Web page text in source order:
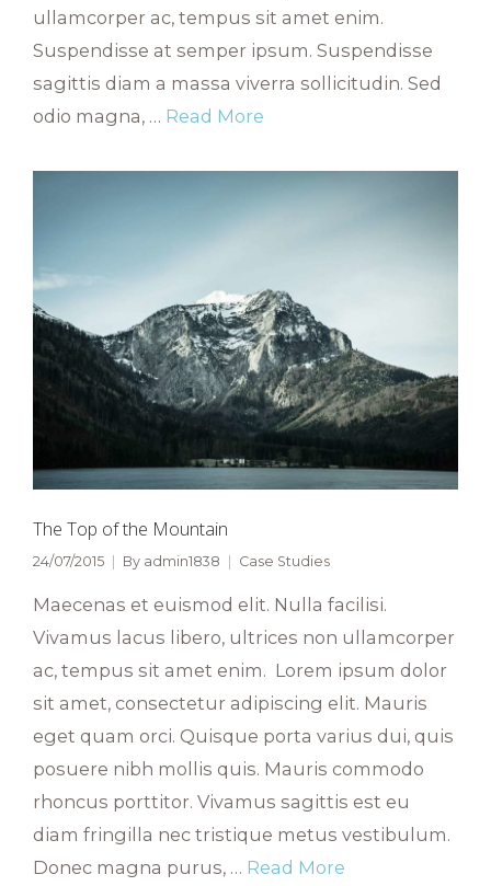
ullamcorper ac, tempus sit amet enim.
Suspendisse at semper ipsum. Suspendisse
sagittis diam a massa viverra sollicitudin. Sed
odio magna, … Read More
The Top of the Mountain
24/07/2015 By admin1838 Case Studies
Maecenas et euismod elit. Nulla facilisi.
Vivamus lacus libero, ultrices non ullamcorper
ac, tempus sit amet enim. Lorem ipsum dolor
sit amet, consectetur adipiscing elit. Mauris
eget quam orci. Quisque porta varius dui, quis
posuere nibh mollis quis. Mauris commodo
rhoncus porttitor. Vivamus sagittis est eu
diam fringilla nec tristique metus vestibulum.
Donec magna purus, … Read More